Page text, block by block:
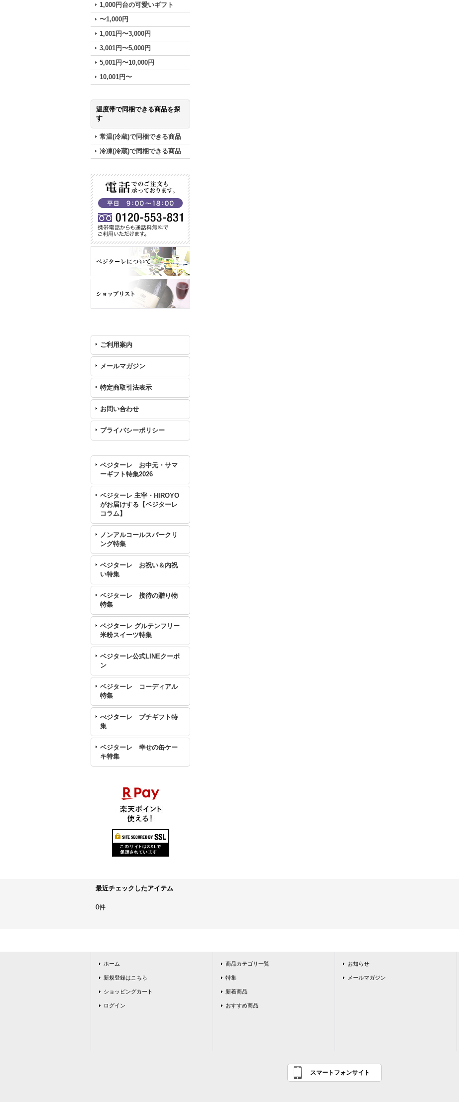
1,000円台の可愛いギフト
〜1,000円
1,001円〜3,000円
3,001円〜5,000円
5,001円〜10,000円
10,001円〜
温度帯で同梱できる商品を探
す
常温(冷蔵)で同梱できる商品
冷凍(冷蔵)で同梱できる商品
ご利用案内
メールマガジン
特定商取引法表示
お問い合わせ
プライバシーポリシー
ベジターレ お中元・サマ
ーギフト特集2026
ベジターレ 主宰・HIROYO
がお届けする【ベジターレ
コラム】
ノンアルコールスパークリ
ング特集
ベジターレ お祝い＆内祝
い特集
ベジターレ 接待の贈り物
特集
ベジターレ グルテンフリー
米粉スイーツ特集
ベジターレ公式LINEクーポ
ン
ベジターレ コーディアル
特集
べジターレ プチギフト特
集
ベジターレ 幸せの缶ケー
キ特集
最近チェックしたアイテム
0件
ホーム
新規登録はこちら
ショッピングカート
ログイン
商品カテゴリ一覧
特集
新着商品
おすすめ商品
お知らせ
メールマガジン
スマートフォンサイト